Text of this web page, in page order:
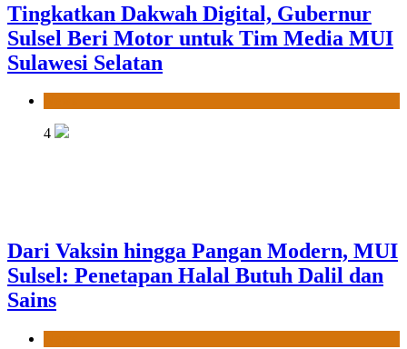
Tingkatkan Dakwah Digital, Gubernur
Sulsel Beri Motor untuk Tim Media MUI
Sulawesi Selatan
4
Dari Vaksin hingga Pangan Modern, MUI
Sulsel: Penetapan Halal Butuh Dalil dan
Sains